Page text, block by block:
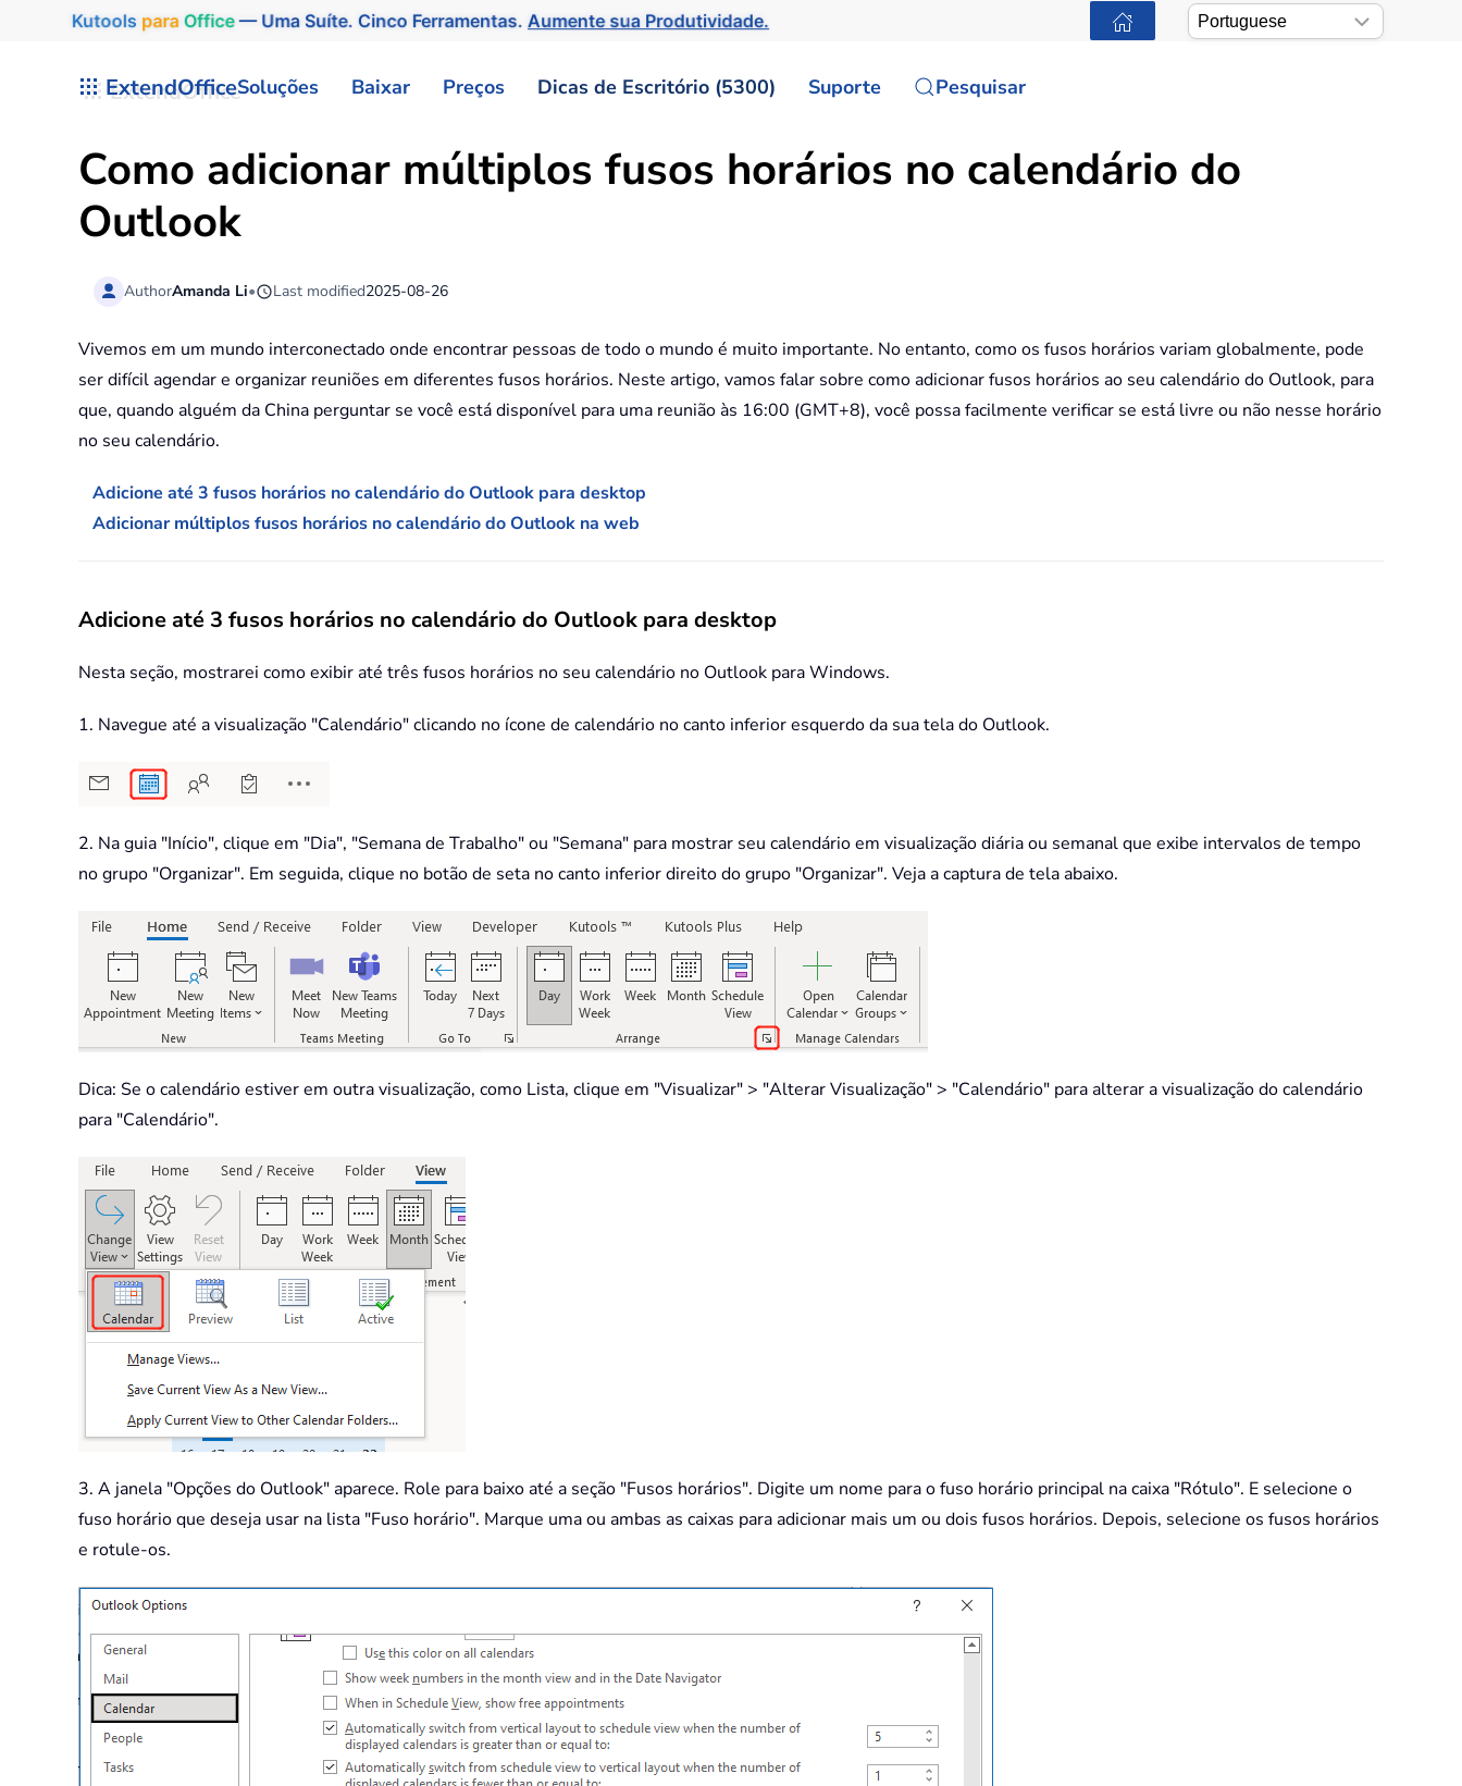
Kutools para Office— Uma Suíte. Cinco Ferramentas.Aumente sua Produtividade.
ExtendOfficeSoluções Baixar Preços Dicas de Escritório (5300) Suporte Pesquisar
Como adicionar múltiplos fusos horários no calendário do
Outlook
AuthorAmanda Li• Last modified2025-08-26
Vivemos em um mundo interconectado onde encontrar pessoas de todo o mundo é muito importante. No entanto, como os fusos horários variam globalmente, pode
ser difícil agendar e organizar reuniões em diferentes fusos horários. Neste artigo, vamos falar sobre como adicionar fusos horários ao seu calendário do Outlook, para
que, quando alguém da China perguntar se você está disponível para uma reunião às 16:00 (GMT+8), você possa facilmente verificar se está livre ou não nesse horário
no seu calendário.
Adicione até 3 fusos horários no calendário do Outlook para desktop
Adicionar múltiplos fusos horários no calendário do Outlook na web
Adicione até 3 fusos horários no calendário do Outlook para desktop
Nesta seção, mostrarei como exibir até três fusos horários no seu calendário no Outlook para Windows.
1. Navegue até a visualização "Calendário" clicando no ícone de calendário no canto inferior esquerdo da sua tela do Outlook.
2. Na guia "Início", clique em "Dia", "Semana de Trabalho" ou "Semana" para mostrar seu calendário em visualização diária ou semanal que exibe intervalos de tempo
no grupo "Organizar". Em seguida, clique no botão de seta no canto inferior direito do grupo "Organizar". Veja a captura de tela abaixo.
Dica: Se o calendário estiver em outra visualização, como Lista, clique em "Visualizar" > "Alterar Visualização" > "Calendário" para alterar a visualização do calendário
para "Calendário".
3. A janela "Opções do Outlook" aparece. Role para baixo até a seção "Fusos horários". Digite um nome para o fuso horário principal na caixa "Rótulo". E selecione o
fuso horário que deseja usar na lista "Fuso horário". Marque uma ou ambas as caixas para adicionar mais um ou dois fusos horários. Depois, selecione os fusos horários
e rotule-os.